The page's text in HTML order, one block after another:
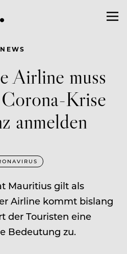
NEWS
Airline muss
Krise
anmelden
Mauritius gilt als
Airline kommt bislang
der Touristen eine
Bedeutung zu.